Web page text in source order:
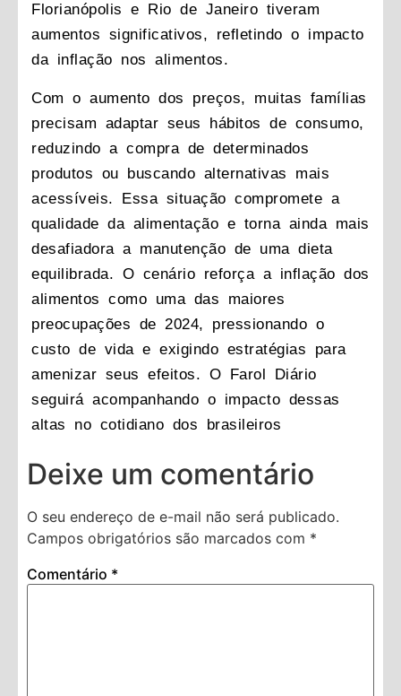
Florianópolis e Rio de Janeiro tiveram
aumentos significativos, refletindo o impacto
da inflação nos alimentos.
Com o aumento dos preços, muitas famílias
precisam adaptar seus hábitos de consumo,
reduzindo a compra de determinados
produtos ou buscando alternativas mais
acessíveis. Essa situação compromete a
qualidade da alimentação e torna ainda mais
desafiadora a manutenção de uma dieta
equilibrada. O cenário reforça a inflação dos
alimentos como uma das maiores
preocupações de 2024, pressionando o
custo de vida e exigindo estratégias para
amenizar seus efeitos. O Farol Diário
seguirá acompanhando o impacto dessas
altas no cotidiano dos brasileiros
Deixe um comentário
O seu endereço de e-mail não será publicado.
Campos obrigatórios são marcados com *
Comentário *